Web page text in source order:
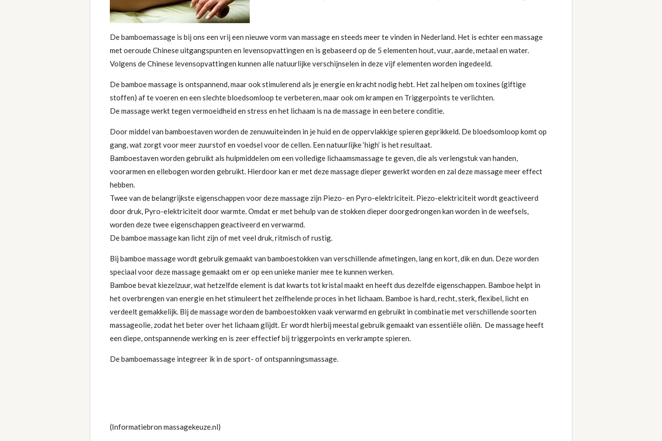
De bamboemassage is bij ons een vrij een nieuwe vorm van massage en steeds meer te vinden in Nederland. Het is echter een massage
met oeroude Chinese uitgangspunten en levensopvattingen en is gebaseerd op de 5 elementen hout, vuur, aarde, metaal en water.
Volgens de Chinese levensopvattingen kunnen alle natuurlijke verschijnselen in deze vijf elementen worden ingedeeld.
De bamboe massage is ontspannend, maar ook stimulerend als je energie en kracht nodig hebt. Het zal helpen om toxines (giftige
stoffen) af te voeren en een slechte bloedsomloop te verbeteren, maar ook om krampen en Triggerpoints te verlichten.
De massage werkt tegen vermoeidheid en stress en het lichaam is na de massage in een betere conditie.
Door middel van bamboestaven worden de zenuwuiteinden in je huid en de oppervlakkige spieren geprikkeld. De bloedsomloop komt op
gang, wat zorgt voor meer zuurstof en voedsel voor de cellen. Een natuurlijke ‘high’ is het resultaat.
Bamboestaven worden gebruikt als hulpmiddelen om een volledige lichaamsmassage te geven, die als verlengstuk van handen,
voorarmen en ellebogen worden gebruikt. Hierdoor kan er met deze massage dieper gewerkt worden en zal deze massage meer effect
hebben.
Twee van de belangrijkste eigenschappen voor deze massage zijn Piezo- en Pyro-elektriciteit. Piezo-elektriciteit wordt geactiveerd
door druk, Pyro-elektriciteit door warmte. Omdat er met behulp van de stokken dieper doorgedrongen kan worden in de weefsels,
worden deze twee eigenschappen geactiveerd en verwarmd.
De bamboe massage kan licht zijn of met veel druk, ritmisch of rustig.
Bij bamboe massage wordt gebruik gemaakt van bamboestokken van verschillende afmetingen, lang en kort, dik en dun. Deze worden
speciaal voor deze massage gemaakt om er op een unieke manier mee te kunnen werken.
Bamboe bevat kiezelzuur, wat hetzelfde element is dat kwarts tot kristal maakt en heeft dus dezelfde eigenschappen. Bamboe helpt in
het overbrengen van energie en het stimuleert het zelfhelende proces in het lichaam. Bamboe is hard, recht, sterk, flexibel, licht en
verdeelt gemakkelijk. Bij de massage worden de bamboestokken vaak verwarmd en gebruikt in combinatie met verschillende soorten
massageolie, zodat het beter over het lichaam glijdt. Er wordt hierbij meestal gebruik gemaakt van essentiële oliën. De massage heeft
een diepe, ontspannende werking en is zeer effectief bij triggerpoints en verkrampte spieren.
De bamboemassage integreer ik in de sport- of ontspanningsmassage.
(Informatiebron massagekeuze.nl)